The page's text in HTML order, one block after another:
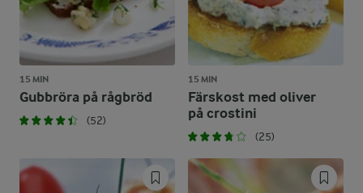
15 MIN
Gubbröra på rågbröd
(52)
15 MIN
Färskost med oliver
på crostini
(25)